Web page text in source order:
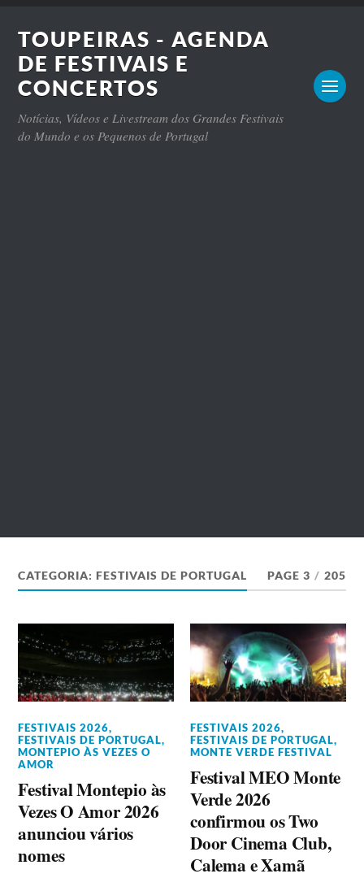
TOUPEIRAS - AGENDA
DE FESTIVAIS E
CONCERTOS
Notícias, Vídeos e Livestream dos Grandes Festivais
do Mundo e os Pequenos de Portugal
CATEGORIA:FESTIVAIS DE PORTUGAL PAGE 3 / 205
FESTIVAIS 2026,
FESTIVAIS DE PORTUGAL,
MONTEPIO ÀS VEZES O
AMOR
Festival Montepio às
Vezes O Amor 2026
anunciou vários
nomes
FESTIVAIS 2026,
FESTIVAIS DE PORTUGAL,
MONTE VERDE FESTIVAL
Festival MEO Monte
Verde 2026
confirmou os Two
Door Cinema Club,
Calema e Xamã